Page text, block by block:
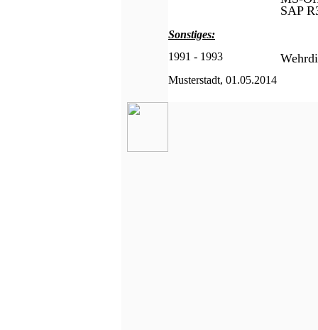
SAP
Sonstiges:
1991 - 1993
Musterstadt, 01.05.2014